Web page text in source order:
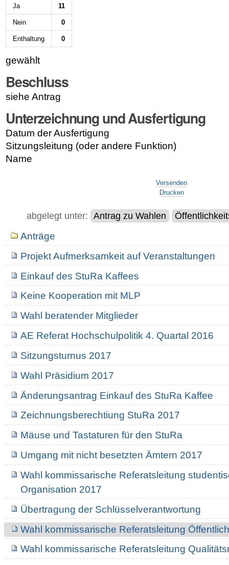
Ja 11
Nein 0
Enthaltung 0
gewählt
Beschluss
siehe Antrag
Unterzeichnung und Ausfertigung
Datum der Ausfertigung
Sitzungsleitung (oder andere Funktion)
Name
Versenden
Drucken
abgelegt unter: Antrag zu Wahlen
NavigationAnträge
Projekt Aufmerksamkeit auf Veranstaltungen
Einkauf des StuRa Kaffees
Keine Kooperation mit MLP
Wahl beratender Mitglieder
AE Referat Hochschulpolitik 4. Quartal 2016
Sitzungsturnus 2017
Wahl Präsidium 2017
Änderungsantrag Einkauf des StuRa Kaffee
Zeichnungsberechtiung StuRa 2017
Mäuse und Tastaturen für den StuRa
Umgang mit nicht besetzten Ämtern 2017
Wahl kommissarische Referatsleitung
Organisation 2017
Übertragung der Schlüsselverantwortung
Wahl kommissarische Referatsleitung
Wahl kommissarische Referatsleitung